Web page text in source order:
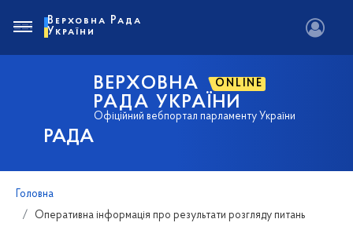
РАДА
ВЕРХОВНА ONLINE
РАДА УКРАЇНИ
Офіційний вебпортал парламенту України
Верховна Рада
України
Головна
Оперативна інформація про результати розгляду питань